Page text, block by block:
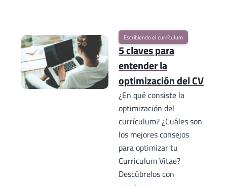
Escribiendo el currículum
5 claves para
entender la
optimización del CV
¿En qué consiste la
optimización del
currículum? ¿Cuáles son
los mejores consejos
para optimizar tu
Curriculum Vitae?
Descúbrelos con